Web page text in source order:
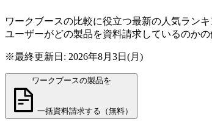
ワークブースの比較に役立つ最新の人気ラン
ユーザーがどの製品を資料請求しているのか
※最終更新日: 2026年8月3日(月)
ワークブースの製品を
一括資料請求する（無料）